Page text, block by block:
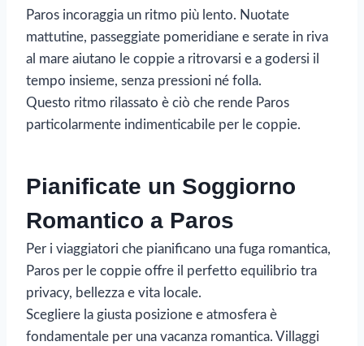
Paros incoraggia un ritmo più lento. Nuotate
mattutine, passeggiate pomeridiane e serate in riva
al mare aiutano le coppie a ritrovarsi e a godersi il
tempo insieme, senza pressioni né folla.
Questo ritmo rilassato è ciò che rende Paros
particolarmente indimenticabile per le coppie.
Pianificate un Soggiorno
Romantico a Paros
Per i viaggiatori che pianificano una fuga romantica,
Paros per le coppie offre il perfetto equilibrio tra
privacy, bellezza e vita locale.
Scegliere la giusta posizione e atmosfera è
fondamentale per una vacanza romantica. Villaggi